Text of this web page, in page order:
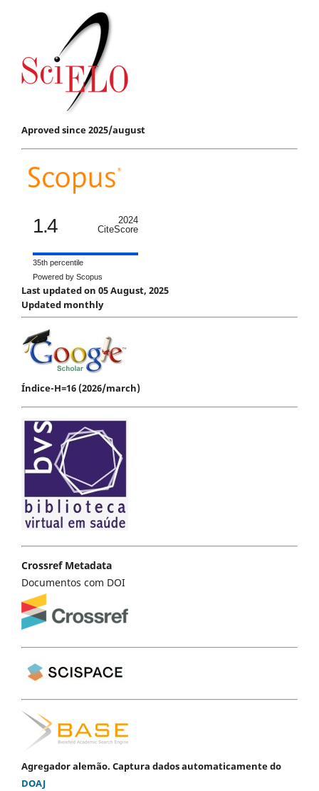
Aproved since 2025/august
1.4
2024
CiteScore
35th percentile
Powered by Scopus
Last updated on 05 August, 2025
Updated monthly
Índice-H=16 (2026/march)
Crossref Metadata
Documentos com DOI
Agregador alemão. Captura dados automaticamente do
DOAJ